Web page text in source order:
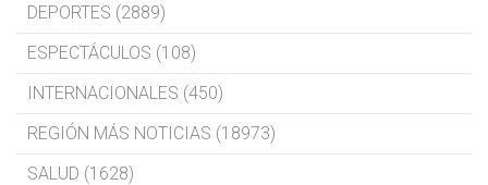
DEPORTES (2889)
ESPECTÁCULOS (108)
INTERNACIONALES (450)
REGIÓN MÁS NOTICIAS (18973)
SALUD (1628)